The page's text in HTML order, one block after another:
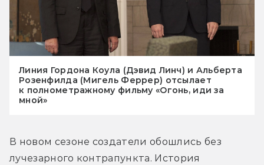
Линия Гордона Коула (Дэвид Линч) и Альберта
Розенфилда (Мигель Феррер) отсылает
к полнометражному фильму «Огонь, иди за
мной»
В новом сезоне создатели обошлись без
лучезарного контрапункта. История